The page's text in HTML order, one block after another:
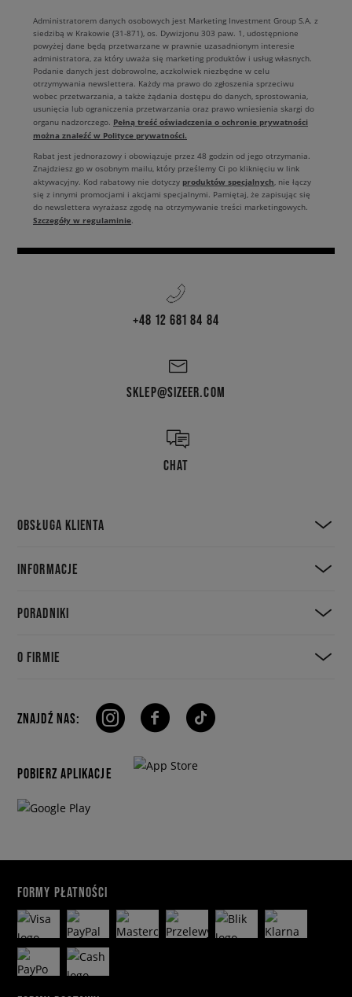
Administratorem danych osobowych jest Marketing Investment Group S.A. z
siedzibą w Krakowie (31-871), os. Dywizjonu 303 paw. 1, udostępnione
powyżej dane będą przetwarzane w prawnie uzasadnionym interesie
administratora, za który uważa się marketing produktów i usług własnych.
Podanie danych jest dobrowolne, aczkolwiek niezbędne w celu
otrzymywania newslettera. Każdy ma prawo do zgłoszenia sprzeciwu
wobec przetwarzania, a także żądania dostępu do danych, sprostowania,
usunięcia lub ograniczenia przetwarzania oraz prawo wniesienia skargi do
organu nadzorczego. Pełną treść oświadczenia o ochronie prywatności
można znaleźć w Polityce prywatności.
Rabat jest jednorazowy i obowiązuje przez 48 godzin od jego otrzymania.
Znajdziesz go w osobnym mailu, który prześlemy Ci po kliknięciu w link
aktywacyjny. Kod rabatowy nie dotyczy produktów specjalnych, nie łączy
się z innymi promocjami i akcjami specjalnymi. Pamiętaj, że zapisując się
do newslettera wyrażasz zgodę na otrzymywanie treści marketingowych.
Szczegóły w regulaminie.
+48 12 681 84 84
SKLEP@SIZEER.COM
CHAT
OBSŁUGA KLIENTA
INFORMACJE
PORADNIKI
O FIRMIE
ZNAJDŹ NAS:
POBIERZ APLIKACJE
FORMY PŁATNOŚCI